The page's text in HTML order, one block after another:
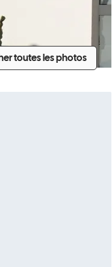
toutes les photos